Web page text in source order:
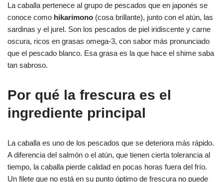
La caballa pertenece al grupo de pescados que en japonés se
conoce como hikarimono (cosa brillante), junto con el atún, las
sardinas y el jurel. Son los pescados de piel iridiscente y carne
oscura, ricos en grasas omega-3, con sabor más pronunciado
que el pescado blanco. Esa grasa es la que hace el shime saba
tan sabroso.
Por qué la frescura es el
ingrediente principal
La caballa es uno de los pescados que se deteriora más rápido.
A diferencia del salmón o el atún, que tienen cierta tolerancia al
tiempo, la caballa pierde calidad en pocas horas fuera del frío.
Un filete que no está en su punto óptimo de frescura no puede